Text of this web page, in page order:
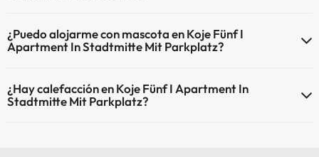
Fi.
¿Puedo alojarme con mascota en Koje Fünf I
Apartment In Stadtmitte Mit Parkplatz?
mascotas.
¿Hay calefacción en Koje Fünf I Apartment In
Stadtmitte Mit Parkplatz?